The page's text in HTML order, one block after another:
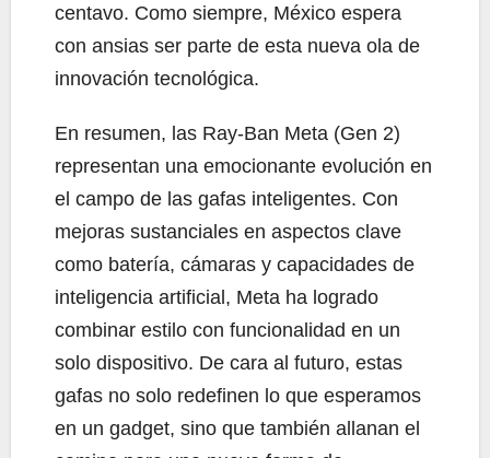
centavo. Como siempre, México espera
con ansias ser parte de esta nueva ola de
innovación tecnológica.
En resumen, las Ray-Ban Meta (Gen 2)
representan una emocionante evolución en
el campo de las gafas inteligentes. Con
mejoras sustanciales en aspectos clave
como batería, cámaras y capacidades de
inteligencia artificial, Meta ha logrado
combinar estilo con funcionalidad en un
solo dispositivo. De cara al futuro, estas
gafas no solo redefinen lo que esperamos
en un gadget, sino que también allanan el